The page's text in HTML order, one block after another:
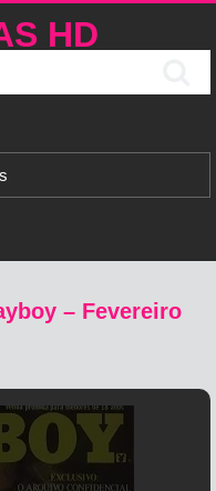
HD
– Fevereiro